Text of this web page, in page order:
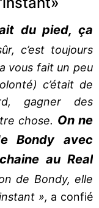
du pied, ça
c’est toujours
vous fait un peu
c’était de
gagner des
chose. On ne
Bondy avec
au Real
de Bondy, elle
», a confié